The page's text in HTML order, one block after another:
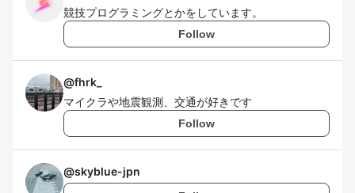
競技プログラミングとかをしています。
Follow
@fhrk_
マイクラや地震観測、交通が好きです
Follow
@skyblue-jpn